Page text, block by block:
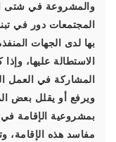
والمشروعة في شتى
المجتمعات دور في
بها لدى الجهات
الاستطالة عليها،
المشاركة في العمل
ويرفع أو يقلل بعض
بمشروعية الإقامة في
مفاسد هذه الإقامة،